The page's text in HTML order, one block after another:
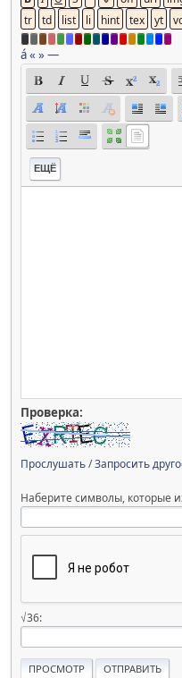
á« »—
ЕЩЁ
Проверка:
Прослушать/Запросить
Наберите символы, которые
√36: